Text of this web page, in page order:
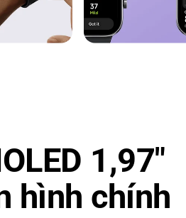
1,97"
hình chính